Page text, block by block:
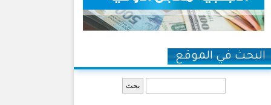
البحث في الموقع